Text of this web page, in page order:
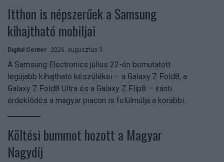
Itthon is népszerűek a Samsung
kihajtható mobiljai
Digital Center 2026. augusztus 3.
A Samsung Electronics július 22-én bemutatott
legújabb kihajtható készülékei – a Galaxy Z Fold8, a
Galaxy Z Fold8 Ultra és a Galaxy Z Flip8 – iránti
érdeklődés a magyar piacon is felülmúlja a korábbi...
Költési bummot hozott a Magyar
Nagydíj